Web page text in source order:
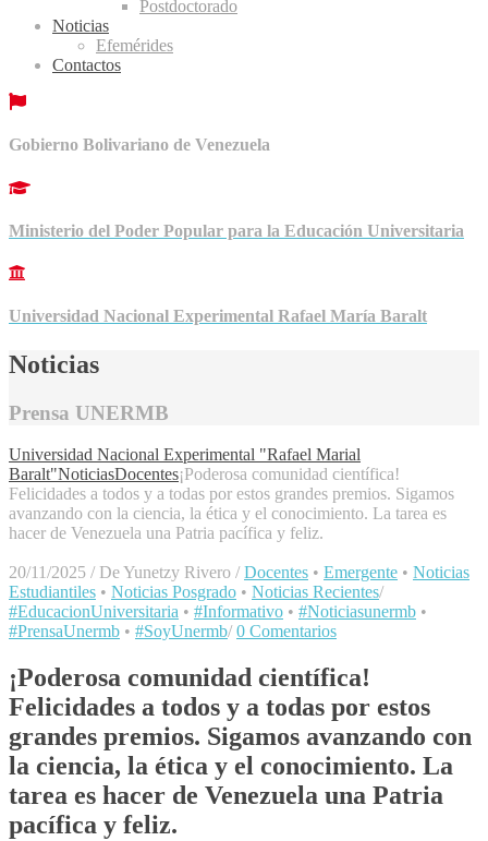
Postdoctorado
Noticias
Efemérides
Contactos
Gobierno Bolivariano de Venezuela
Ministerio del Poder Popular para la Educación Universitaria
Universidad Nacional Experimental Rafael María Baralt
Noticias
Prensa UNERMB
Universidad Nacional Experimental "Rafael Marial
Baralt"NoticiasDocentes¡Poderosa comunidad científica!
Felicidades a todos y a todas por estos grandes premios. Sigamos
avanzando con la ciencia, la ética y el conocimiento. La tarea es
hacer de Venezuela una Patria pacífica y feliz.
20/11/2025 / De Yunetzy Rivero / Docentes • Emergente • Noticias
Estudiantiles • Noticias Posgrado • Noticias Recientes/
#EducacionUniversitaria • #Informativo • #Noticiasunermb •
#PrensaUnermb • #SoyUnermb/ 0 Comentarios
¡Poderosa comunidad científica!
Felicidades a todos y a todas por estos
grandes premios. Sigamos avanzando con
la ciencia, la ética y el conocimiento. La
tarea es hacer de Venezuela una Patria
pacífica y feliz.